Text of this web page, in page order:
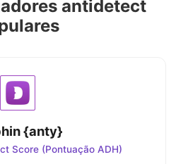
antidetect
{anty}
Score (Pontuação ADH)